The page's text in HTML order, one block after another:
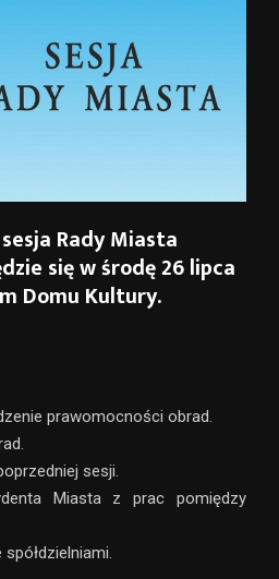
Rady Miasta
się w środę 26 lipca
Domu Kultury.
prawomocności obrad.
sesji.
Miasta z prac pomiędzy